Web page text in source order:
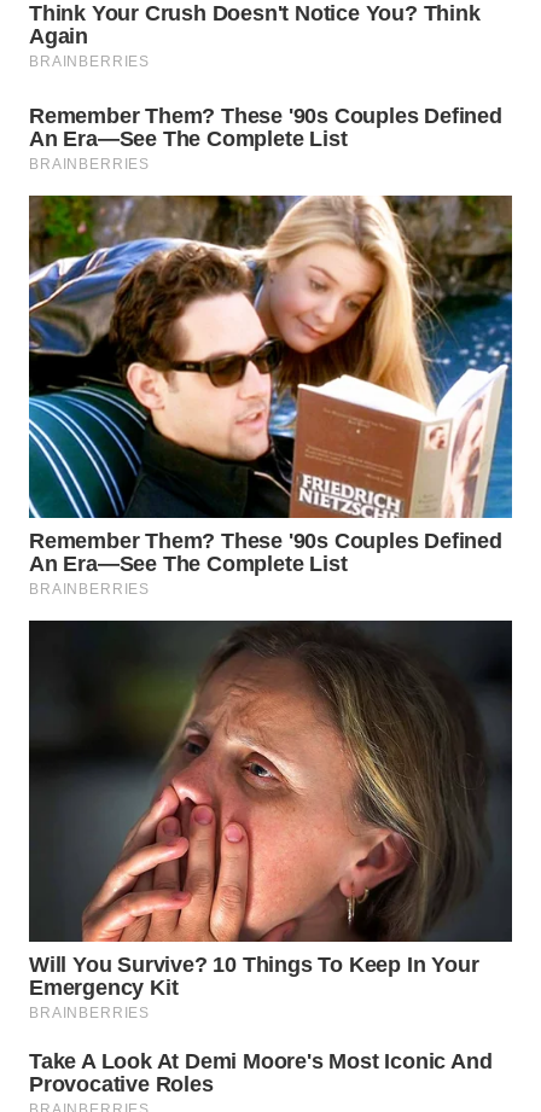
SUMEDANG
CIANJUR
KEPULAUAN
SERIBU
WN
TANGERANG
WN
BINJAI
WN
CIREBON
WN
INDRAMAYU
MAJALENGKA
WN
SUKABUMI
WN
WN